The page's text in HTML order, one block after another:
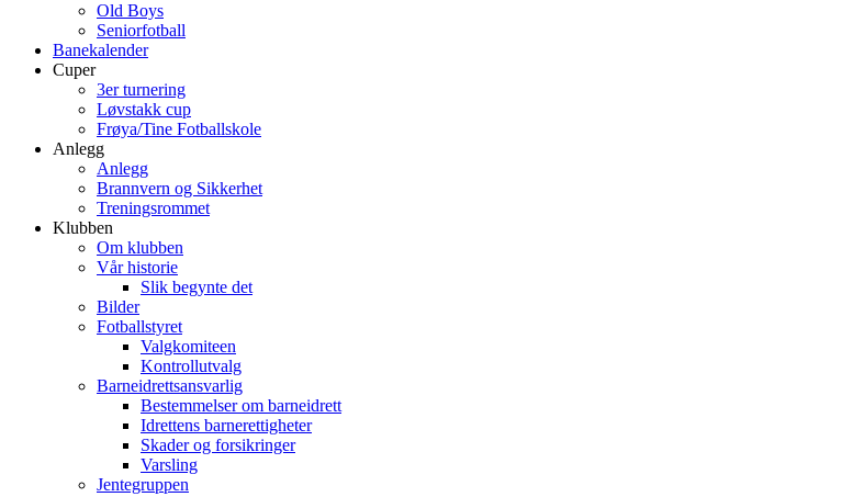
Old Boys
Seniorfotball
Banekalender
Cuper
3er turnering
Løvstakk cup
Frøya/Tine Fotballskole
Anlegg
Anlegg
Brannvern og Sikkerhet
Treningsrommet
Klubben
Om klubben
Vår historie
Slik begynte det
Bilder
Fotballstyret
Valgkomiteen
Kontrollutvalg
Barneidrettsansvarlig
Bestemmelser om barneidrett
Idrettens barnerettigheter
Skader og forsikringer
Varsling
Jentegruppen